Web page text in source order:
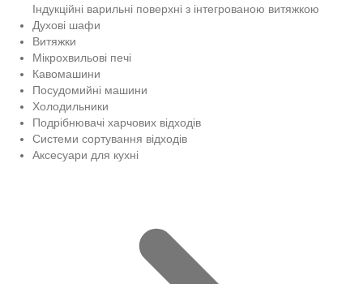
Індукційні варильні поверхні з інтегрованою витяжкою
Духові шафи
Витяжки
Мікрохвильові печі
Кавомашини
Посудомийні машини
Холодильники
Подрібнювачі харчових відходів
Системи сортування відходів
Аксесуари для кухні